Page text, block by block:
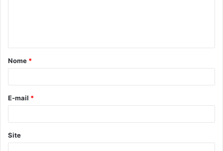
á
r
*
Nome *
E-mail *
Site